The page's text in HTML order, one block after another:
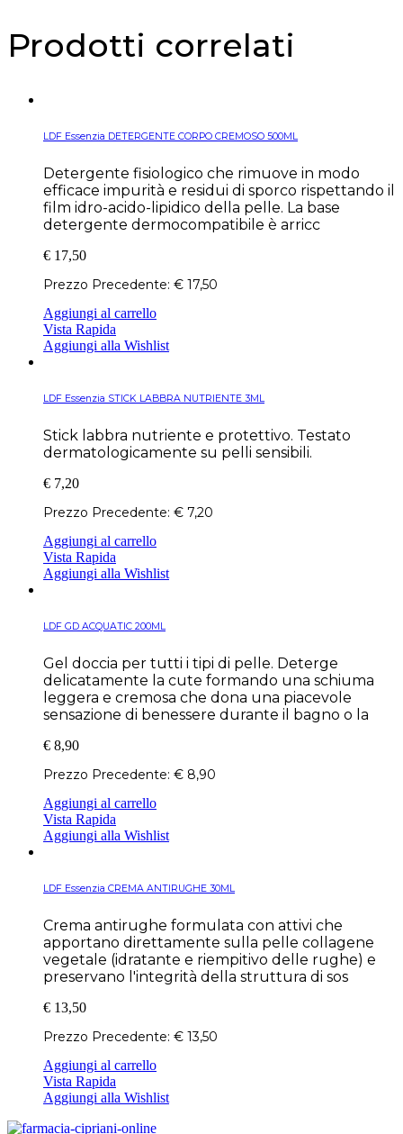
Prodotti correlati
LDF Essenzia DETERGENTE CORPO CREMOSO 500ML
Detergente fisiologico che rimuove in modo
efficace impurità e residui di sporco rispettando il
film idro-acido-lipidico della pelle. La base
detergente dermocompatibile è arricc
€ 17,50
Prezzo Precedente: € 17,50
Aggiungi al carrello
Vista Rapida
Aggiungi alla Wishlist
LDF Essenzia STICK LABBRA NUTRIENTE 3ML
Stick labbra nutriente e protettivo. Testato
dermatologicamente su pelli sensibili.
€ 7,20
Prezzo Precedente: € 7,20
Aggiungi al carrello
Vista Rapida
Aggiungi alla Wishlist
LDF GD ACQUATIC 200ML
Gel doccia per tutti i tipi di pelle. Deterge
delicatamente la cute formando una schiuma
leggera e cremosa che dona una piacevole
sensazione di benessere durante il bagno o la
€ 8,90
Prezzo Precedente: € 8,90
Aggiungi al carrello
Vista Rapida
Aggiungi alla Wishlist
LDF Essenzia CREMA ANTIRUGHE 30ML
Crema antirughe formulata con attivi che
apportano direttamente sulla pelle collagene
vegetale (idratante e riempitivo delle rughe) e
preservano l'integrità della struttura di sos
€ 13,50
Prezzo Precedente: € 13,50
Aggiungi al carrello
Vista Rapida
Aggiungi alla Wishlist